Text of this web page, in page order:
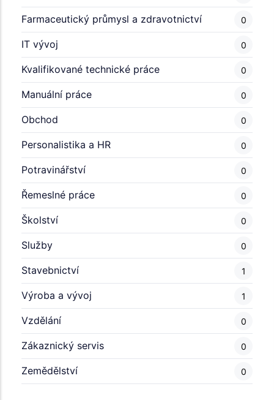
Farmaceutický průmysl a zdravotnictví 0
IT vývoj 0
Kvalifikované technické práce 0
Manuální práce 0
Obchod 0
Personalistika a HR 0
Potravinářství 0
Řemeslné práce 0
Školství 0
Služby 0
Stavebnictví 1
Výroba a vývoj 1
Vzdělání 0
Zákaznický servis 0
Zemědělství 0